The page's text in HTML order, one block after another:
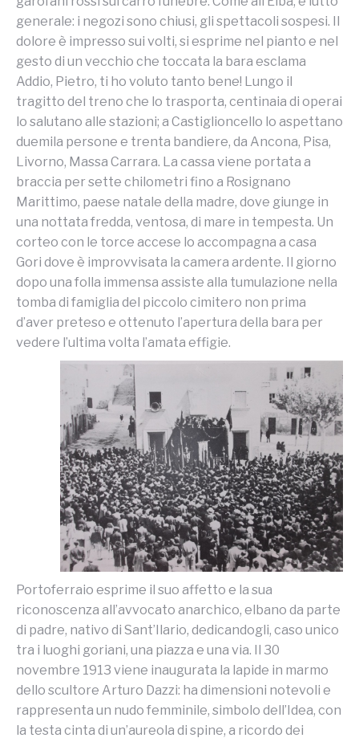
generale: i negozi sono chiusi, gli spettacoli sospesi. Il
dolore è impresso sui volti, si esprime nel pianto e nel
gesto di un vecchio che toccata la bara esclama
Addio, Pietro, ti ho voluto tanto bene! Lungo il
tragitto del treno che lo trasporta, centinaia di operai
lo salutano alle stazioni; a Castiglioncello lo aspettano
duemila persone e trenta bandiere, da Ancona, Pisa,
Livorno, Massa Carrara. La cassa viene portata a
braccia per sette chilometri fino a Rosignano
Marittimo, paese natale della madre, dove giunge in
una nottata fredda, ventosa, di mare in tempesta. Un
corteo con le torce accese lo accompagna a casa
Gori dove è improvvisata la camera ardente. Il giorno
dopo una folla immensa assiste alla tumulazione nella
tomba di famiglia del piccolo cimitero non prima
d’aver preteso e ottenuto l’apertura della bara per
vedere l’ultima volta l’amata effigie.
Portoferraio esprime il suo affetto e la sua
riconoscenza all’avvocato anarchico, elbano da parte
di padre, nativo di Sant’Ilario, dedicandogli, caso unico
tra i luoghi goriani, una piazza e una via. Il 30
novembre 1913 viene inaugurata la lapide in marmo
dello scultore Arturo Dazzi: ha dimensioni notevoli e
rappresenta un nudo femminile, simbolo dell’Idea, con
la testa cinta di un’aureola di spine, a ricordo dei